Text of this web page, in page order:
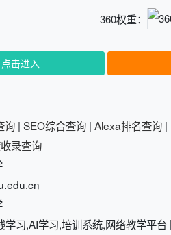
360权重：
点击进入
询 | SEO综合查询 | Alexa排名查询 |
录查询
学习,AI学习,培训系统,网络教学平